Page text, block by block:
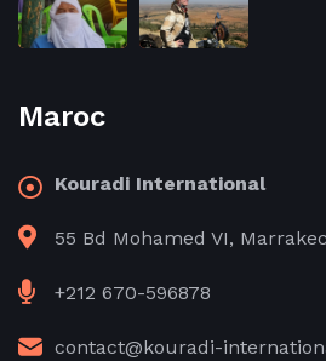
Maroc
Kouradi International
55 Bd Mohamed VI,
+212 670-596878
contact@kouradi-